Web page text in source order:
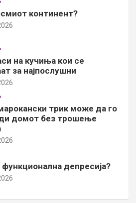
континент?
на кучиња кои се
за најпослушни
трик може да го
домот без трошење
депресија?